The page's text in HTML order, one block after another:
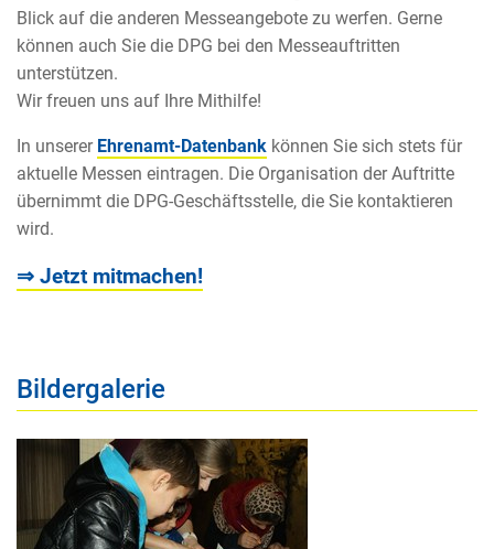
Blick auf die anderen Messeangebote zu werfen. Gerne
können auch Sie die DPG bei den Messeauftritten
unterstützen.
Wir freuen uns auf Ihre Mithilfe!
In unserer Ehrenamt-Datenbank können Sie sich stets für
aktuelle Messen eintragen. Die Organisation der Auftritte
übernimmt die DPG-Geschäftsstelle, die Sie kontaktieren
wird.
⇒ Jetzt mitmachen!
Bildergalerie